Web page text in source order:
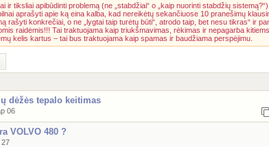
ir tiksliai apibūdinti problemą (ne „stabdžiai“ o „kaip nuorinti stabdžių sistemą?“)
aprašyti apie ką eina kalba, kad nereikėtų sekančiuose 10 pranešimų
rašyti konkrečiai, o ne „lygtai taip turėtų būti“, atrodo taip, bet nesu tikras“ ir
raidėmis!!! Tai traktuojama kaip triukšmavimas, rėkimas ir nepagarba
kelis kartus – tai bus traktuojama kaip spamas ir baudžiama perspėjimu.
dėžės tepalo keitimas
06
VOLVO 480 ?
27